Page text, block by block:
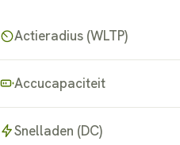
Actieradius (WLTP)
Accucapaciteit
Snelladen (DC)